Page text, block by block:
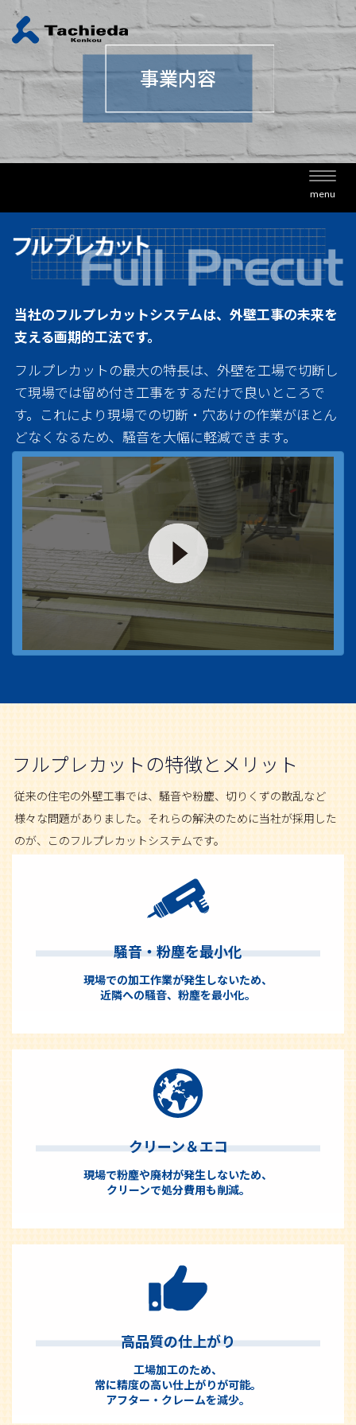
事業内容
menu
当社のフルプレカットシステムは、 外壁工事の未来を
支える画期的工法です。
フルプレカットの最大の特長は、外壁を工場で切断し
て現場では留め付き工事をするだけで良いところで
す。これにより現場での切断・穴あけの作業がほとん
どなくなるため、騒音を大幅に軽減できます。
フルプレカットの特徴とメリット
従来の住宅の外壁工事では、騒音や粉塵、切りくずの散乱など
様々な問題がありました。それらの解決のために当社が採用した
のが、このフルプレカットシステムです。
騒音・粉塵を最小化
現場での加工作業が発生しないため、
近隣への騒音、粉塵を最小化。
クリーン＆エコ
現場で粉塵や廃材が発生しないため、
クリーンで処分費用も削減。
高品質の仕上がり
工場加工のため、
常に精度の高い仕上がりが可能。
アフター・クレームを減少。